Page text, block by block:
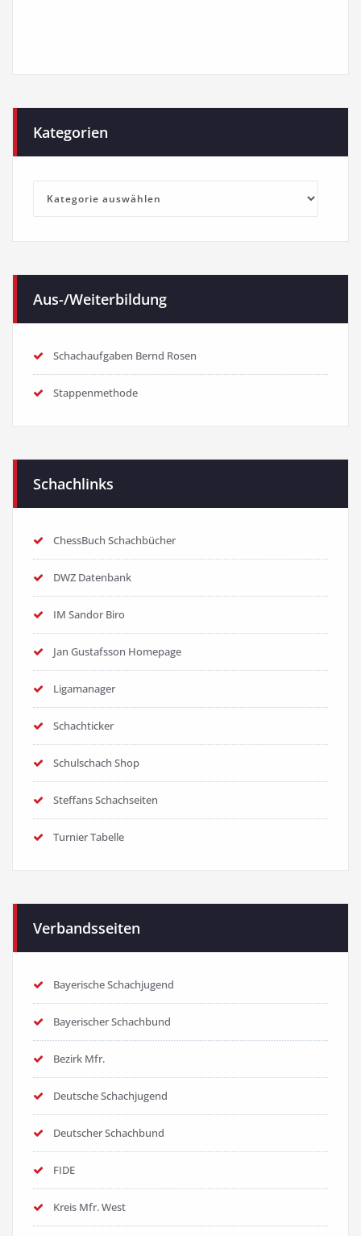
Kategorien
Kategorien
Aus-/Weiterbildung
Schachaufgaben Bernd Rosen
Stappenmethode
Schachlinks
ChessBuch Schachbücher
DWZ Datenbank
IM Sandor Biro
Jan Gustafsson Homepage
Ligamanager
Schachticker
Schulschach Shop
Steffans Schachseiten
Turnier Tabelle
Verbandsseiten
Bayerische Schachjugend
Bayerischer Schachbund
Bezirk Mfr.
Deutsche Schachjugend
Deutscher Schachbund
FIDE
Kreis Mfr. West